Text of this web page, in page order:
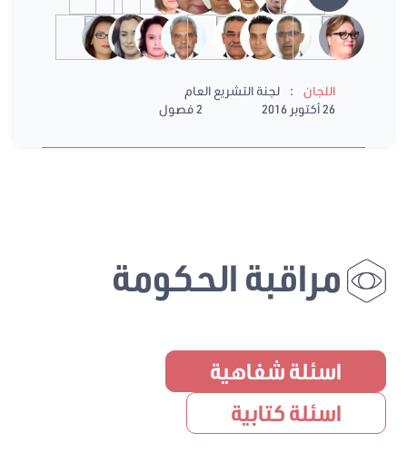
اللجان :
لجنة التشريع العام
26 أكتوبر 2016
2 فصول
مراقبة الحكومة
اسئلة شفاهية
اسئلة كتابية